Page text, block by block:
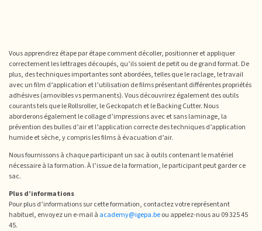
Vous apprendrez étape par étape comment décoller, positionner et appliquer
correctement les lettrages découpés, qu’ils soient de petit ou de grand format. De
plus, des techniques importantes sont abordées, telles que le raclage, le travail
avec un film d’application et l’utilisation de films présentant différentes propriétés
adhésives (amovibles vs permanents). Vous découvrirez également des outils
courants tels que le Rollsroller, le Geckopatch et le Backing Cutter. Nous
aborderons également le collage d’impressions avec et sans laminage, la
prévention des bulles d’air et l’application correcte des techniques d’application
humide et sèche, y compris les films à évacuation d’air.
Nous fournissons à chaque participant un sac à outils contenant le matériel
nécessaire à la formation. À l’issue de la formation, le participant peut garder ce
sac.
Plus d’informations
Pour plus d’informations sur cette formation, contactez votre représentant
habituel, envoyez un e-mail à academy@igepa.beou appelez-nous au 09 325 45
45.